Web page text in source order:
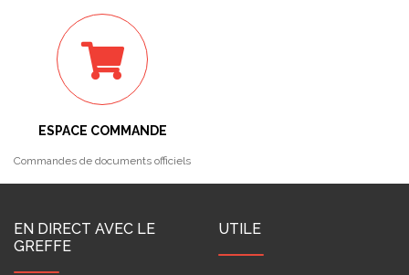
ESPACE COMMANDE
Commandes de documents officiels
EN DIRECT AVEC LE
GREFFE
UTILE